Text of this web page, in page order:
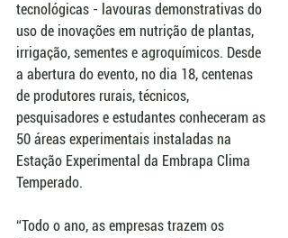
tecnológicas - lavouras demonstrativas do
uso de inovações em nutrição de plantas,
irrigação, sementes e agroquímicos. Desde
a abertura do evento, no dia 18, centenas
de produtores rurais, técnicos,
pesquisadores e estudantes conheceram as
50 áreas experimentais instaladas na
Estação Experimental da Embrapa Clima
Temperado.
“Todo o ano, as empresas trazem os